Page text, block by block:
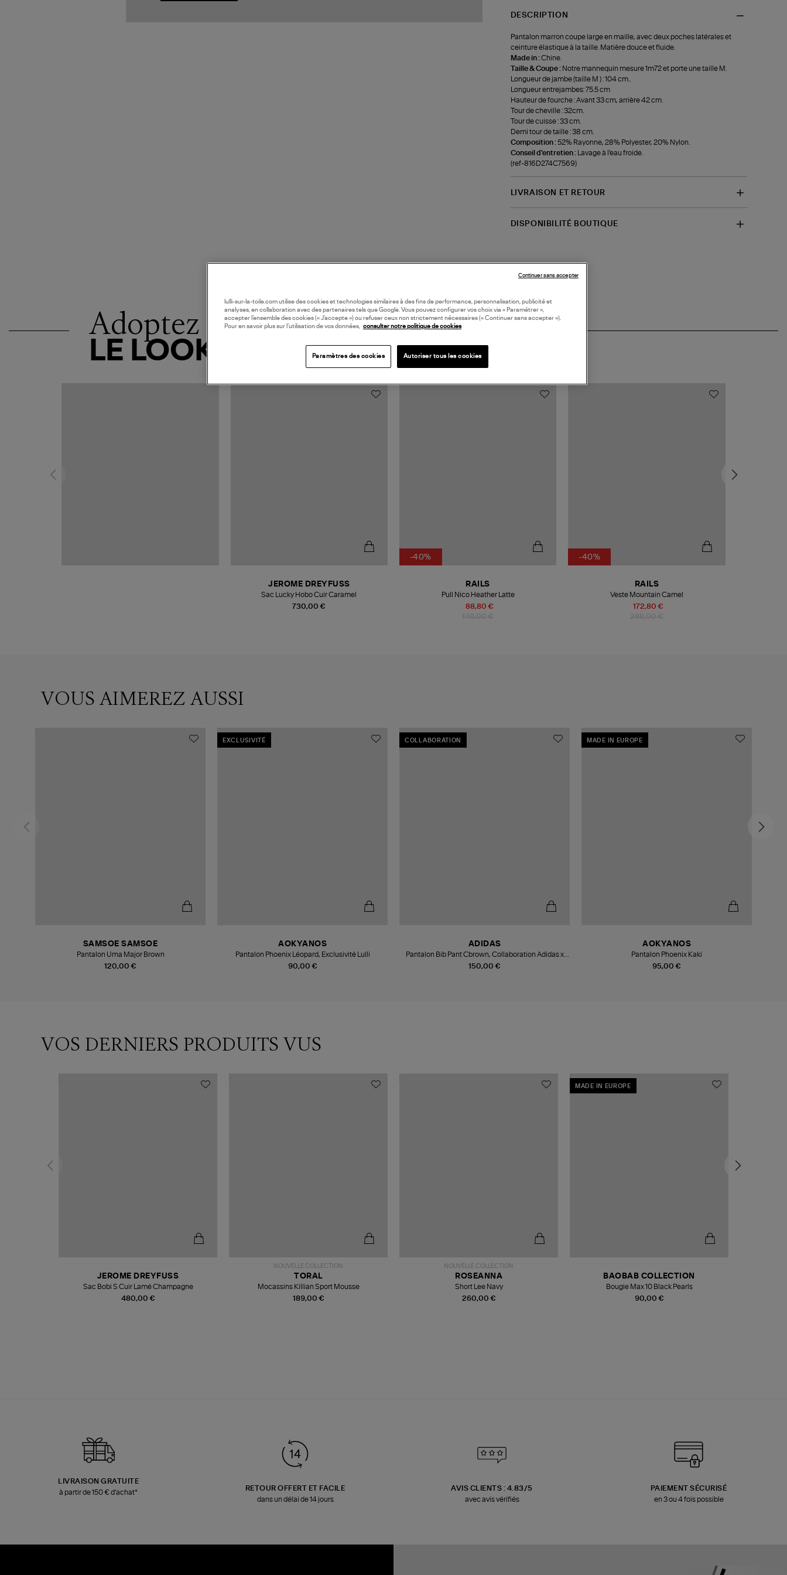
DESCRIPTION
Pantalon marron coupe large en maille, avec deux poches latérales et
ceinture élastique à la taille. Matière douce et fluide.
Made in :Chine.
Taille & Coupe : Notre mannequin mesure 1m72 et porte une taille M.
Longueur de jambe (taille M ) : 104 cm..
Longueur entrejambes: 75.5 cm
Hauteur de fourche : Avant 33 cm, arrière 42 cm.
Tour de cheville : 32cm.
Tour de cuisse : 33 cm.
Demi tour de taille : 38 cm.
Composition :52% Rayonne, 28% Polyester, 20% Nylon.
Conseil d'entretien :
Lavage à l'eau froide.
(ref-816D274C7569)
LIVRAISON ET RETOUR
DISPONIBILITÉ BOUTIQUE
Adoptez
LE LOOK
730,00 €
JEROME DREYFUSS
Sac Lucky Hobo Cuir Caramel
-40%
88,80 €
RAILS
Pull Nico Heather Latte
-40%
172,80 €
RAILS
Veste Mountain Camel
VOUS AIMEREZ AUSSI
120,00 €
SAMSOE SAMSOE
Pantalon Uma Major Brown
EXCLUSIVITÉ
90,00 €
AOKYANOS
Pantalon Phoenix Léopard, Exclusivité Lulli
COLLABORATION
150,00 €
ADIDAS
Pantalon Bib Pant Cbrown, Collaboration Adidas x
Moon Boot
MADE IN EUROPE
95,00 €
AOKYANOS
Pantalon Phoenix Kaki
VOS DERNIERS PRODUITS VUS
480,00 €
JEROME DREYFUSS
Sac Bobi S Cuir Lamé Champagne
NOUVELLE COLLECTION
189,00 €
TORAL
Mocassins Killian Sport Mousse
NOUVELLE COLLECTION
260,00 €
ROSEANNA
Short Lee Navy
MADE IN EUROPE
90,00 €
BAOBAB COLLECTION
Bougie Max 10 Black Pearls
LIVRAISON GRATUITE
à partir de 150 € d'achat*
RETOUR OFFERT ET FACILE
dans un délai de 14 jours
AVIS CLIENTS : 4.83/5
avec avis vérifiés
PAIEMENT SÉCURISÉ
en 3 ou 4 fois possible
lulli-sur-la-toile.com utilise des cookies et technologies similaires à des fins de performance, personnalisation, publicité et
analyses, en collaboration avec des partenaires tels que Google. Vous pouvez configurer vos choix via « Paramétrer »,
accepter l’ensemble des cookies (« J’accepte ») ou refuser ceux non strictement nécessaires (« Continuer sans accepter »).
Pour en savoir plus sur l’utilisation de vos données, consulter notre politique de cookies
Paramètres des cookies Autoriser tous les cookies
Continuer sans accepter